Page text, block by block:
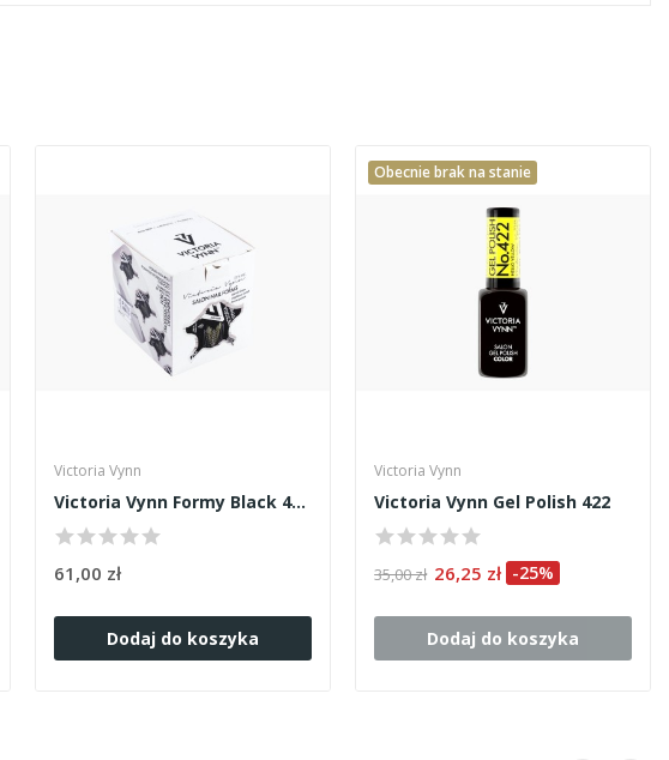
Victoria Vynn
Victoria Vynn Formy Black 400szt
61,00 zł
Dodaj do koszyka
Obecnie brak na stanie
Victoria Vynn
Victoria Vynn Gel Polish 422
35,00 zł 26,25 zł -25%
Dodaj do koszyka